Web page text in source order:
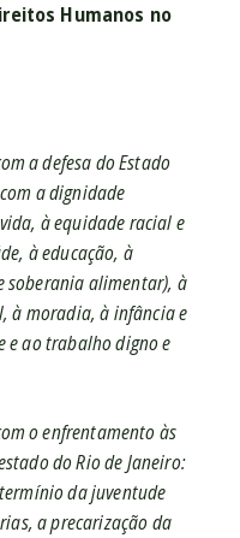
Humanos no
a defesa do Estado
a dignidade
à equidade racial e
à educação, à
soberania alimentar), à
à moradia, à infância e
e ao trabalho digno e
o enfrentamento às
do Rio de Janeiro:
da juventude
a precarização da